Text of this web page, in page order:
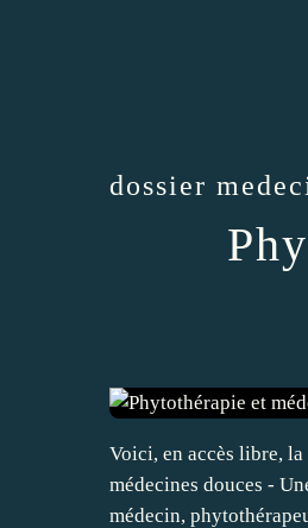
dossier
Voici, en accès libre,
médecines douces -
médecin,